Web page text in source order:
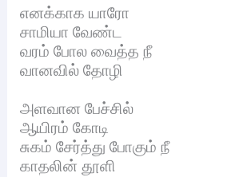
எனக்காக யாரோ
சாமியா வேண்ட
வரம் போல வைத்த நீ
வானவில் தோழி
அளவான பேச்சில்
ஆயிரம் கோடி
சுகம் சேர்த்து போகும் நீ
காதலின் தூளி